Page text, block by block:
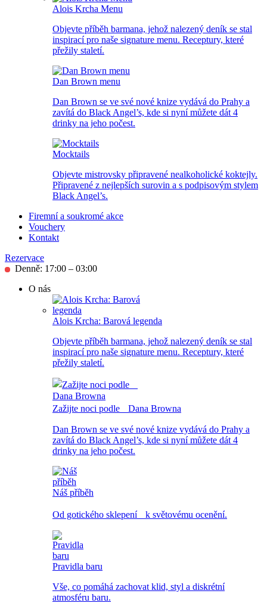
Alois Krcha Menu
Objevte příběh barmana, jehož nalezený deník se stal
inspirací pro naše signature menu. Receptury, které
přežily staletí.
Dan Brown menu
Dan Brown se ve své nové knize vydává do Prahy a
zavítá do Black Angel’s, kde si nyní můžete dát 4
drinky na jeho počest.
Mocktails
Objevte mistrovsky připravené nealkoholické koktejly.
Připravené z nejlepších surovin a s podpisovým stylem
Black Angel’s.
Firemní a soukromé akce
Vouchery
Kontakt
Rezervace
Denně: 17:00 – 03:00
O nás
Alois Krcha: Barová legenda
Objevte příběh barmana, jehož nalezený deník se stal
inspirací pro naše signature menu. Receptury, které
přežily staletí.
Zažijte noci podle Dana Browna
Dan Brown se ve své nové knize vydává do Prahy a
zavítá do Black Angel’s, kde si nyní můžete dát 4
drinky na jeho počest.
Náš příběh
Od gotického sklepení k světovému ocenění.
Pravidla baru
Vše, co pomáhá zachovat klid, styl a diskrétní
atmosféru baru.